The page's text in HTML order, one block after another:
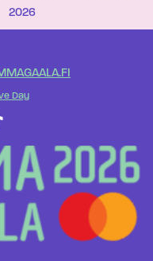
2026
Day